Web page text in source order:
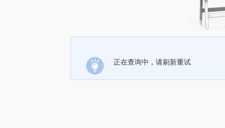
正在查询中，请刷新重试